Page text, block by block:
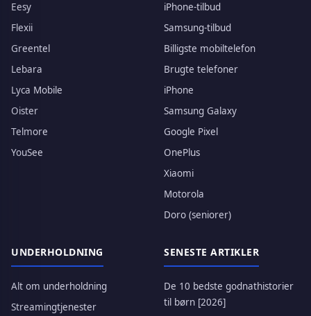
Eesy
Flexii
Greentel
Lebara
Lyca Mobile
Oister
Telmore
YouSee
iPhone-tilbud
Samsung-tilbud
Billigste mobiltelefon
Brugte telefoner
iPhone
Samsung Galaxy
Google Pixel
OnePlus
Xiaomi
Motorola
Doro (seniorer)
UNDERHOLDNING
Alt om underholdning
Streamingtjenester
SENESTE ARTIKLER
De 10 bedste godnathistorier
til børn [2026]